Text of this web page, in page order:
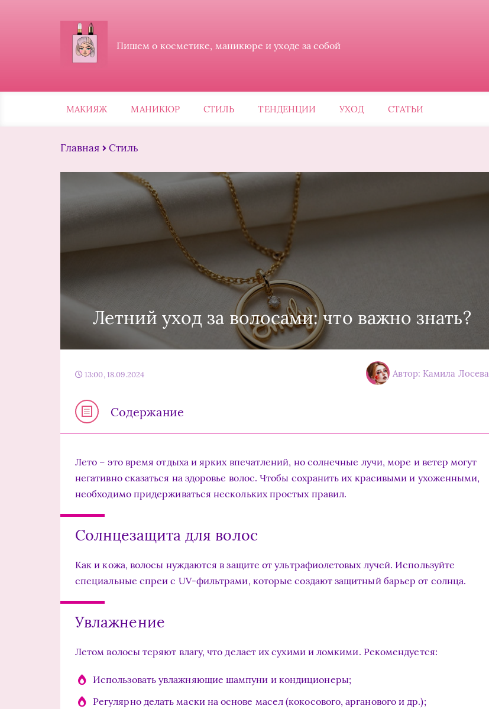
Пишем о косметике, маникюре и уходе за собой
МАКИЯЖ МАНИКЮР СТИЛЬ ТЕНДЕНЦИИ УХОД СТАТЬИ
Главная Стиль
Летний уход за волосами: что важно знать?
13:00, 18.09.2024 Автор: Камила Лосева
Содержание
Лето – это время отдыха и ярких впечатлений, но солнечные лучи, море и ветер могут
негативно сказаться на здоровье волос. Чтобы сохранить их красивыми и ухоженными,
необходимо придерживаться нескольких простых правил.
Солнцезащита для волос
Как и кожа, волосы нуждаются в защите от ультрафиолетовых лучей. Используйте
специальные спреи с UV-фильтрами, которые создают защитный барьер от солнца.
Увлажнение
Летом волосы теряют влагу, что делает их сухими и ломкими. Рекомендуется:
Использовать увлажняющие шампуни и кондиционеры;
Регулярно делать маски на основе масел (кокосового, арганового и др.);